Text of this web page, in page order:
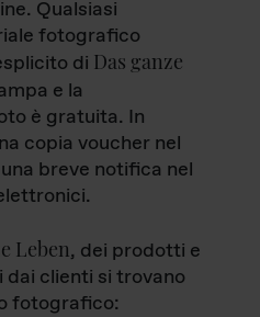
Qualsiasi
fotografico
di Das ganze
e la
è gratuita. In
copia voucher nel
breve notifica nel
Leben, dei prodotti e
clienti si trovano
fotografico: